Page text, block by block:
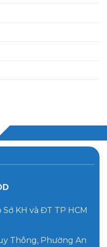
Sở KH và ĐT TP HCM
Thông, Phường An